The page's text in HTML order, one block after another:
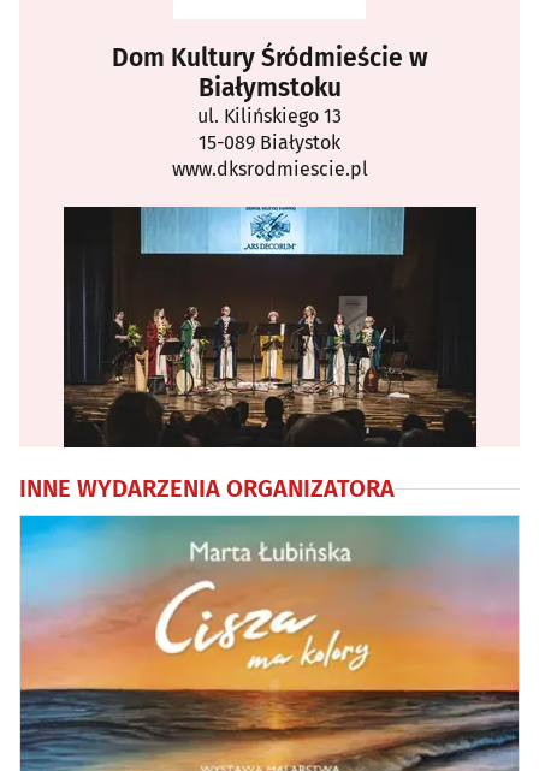
Dom Kultury Śródmieście w
Białymstoku
ul. Kilińskiego 13
15-089 Białystok
www.dksrodmiescie.pl
INNE WYDARZENIA ORGANIZATORA